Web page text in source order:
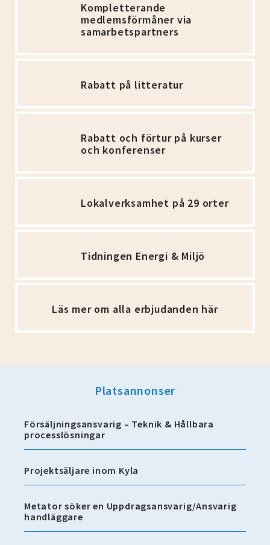
Kompletterande
medlemsförmåner via
samarbetspartners
Rabatt på litteratur
Rabatt och förtur på kurser
och konferenser
Lokalverksamhet på 29 orter
Tidningen Energi & Miljö
Läs mer om alla erbjudanden här
Platsannonser
Försäljningsansvarig – Teknik & Hållbara
processlösningar
Projektsäljare inom Kyla
Metator söker en Uppdragsansvarig/Ansvarig
handläggare